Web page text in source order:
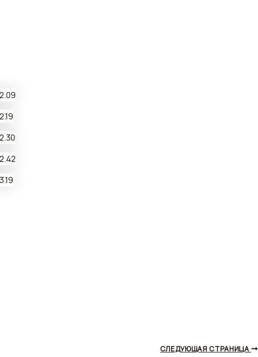
СЛЕДУЮЩАЯ СТРАНИЦА